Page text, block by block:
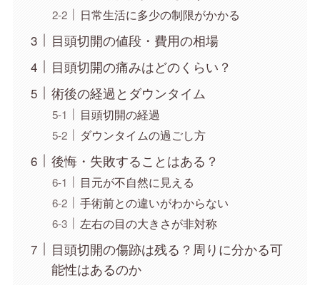
日常生活に多少の制限がかかる
目頭切開の値段・費用の相場
目頭切開の痛みはどのくらい？
術後の経過とダウンタイム
目頭切開の経過
ダウンタイムの過ごし方
後悔・失敗することはある？
目元が不自然に見える
手術前との違いがわからない
左右の目の大きさが非対称
目頭切開の傷跡は残る？周りに分かる可
能性はあるのか